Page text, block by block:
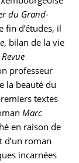
du Grand-
fin d’études, il
, bilan de la vie
Revue
professeur
la beauté du
textes
Marc
en raison de
d’un roman
incarnées